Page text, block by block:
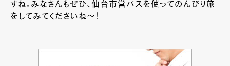
すね。みなさんもぜひ、仙台市営バスを使ってのんびり旅
をしてみてくださいね～！